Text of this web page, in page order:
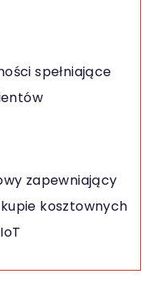
spełniające
zapewniający
kosztownych